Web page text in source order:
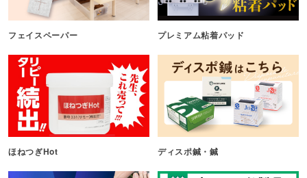
フェイスペーパー プレミアム粘着パッド
ほねつぎHot ディスポ鍼・鍼